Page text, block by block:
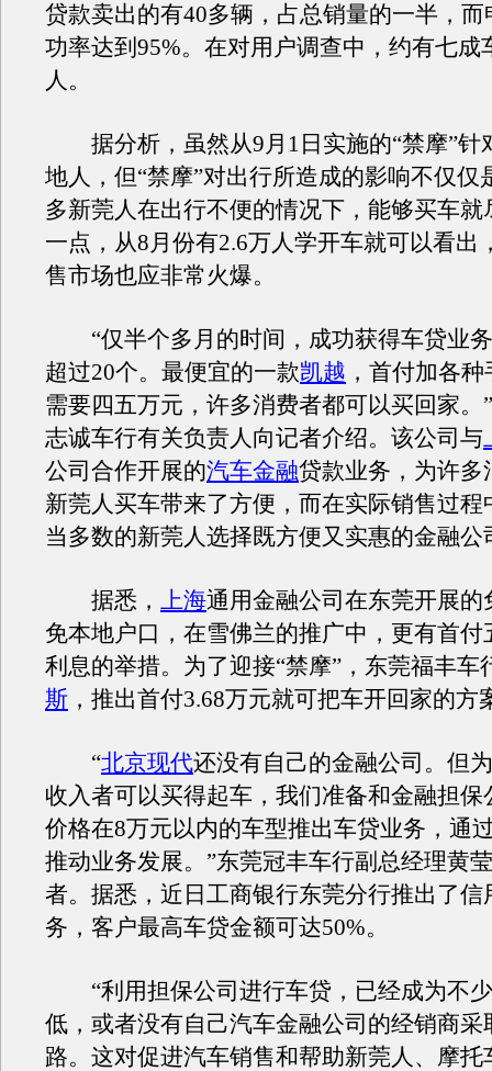
贷款卖出的有40多辆，占总销量的一半，
功率达到95%。在对用户调查中，约有七成
人。
据分析，虽然从9月1日实施的“禁摩”针
地人，但“禁摩”对出行所造成的影响不仅仅
多新莞人在出行不便的情况下，能够买车就
一点，从8月份有2.6万人学开车就可以看出
售市场也应非常火爆。
“仅半个多月的时间，成功获得车贷业
超过20个。最便宜的一款凯越 ，首付加各
需要四五万元，许多消费者都可以买回家。
志诚车行有关负责人向记者介绍。该公司与
公司合作开展的汽车金融贷款业务，为许多
新莞人买车带来了方便，而在实际销售过程
当多数的新莞人选择既方便又实惠的金融公
据悉， 上海通用金融公司在东莞开展的
免本地户口，在雪佛兰的推广中，更有首付
利息的举措。为了迎接“禁摩”，东莞福丰车
斯 ，推出首付3.68万元就可把车开回家的方
“北京现代还没有自己的金融公司。但
收入者可以买得起车，我们准备和金融担保
价格在8万元以内的车型推出车贷业务，通
推动业务发展。”东莞冠丰车行副总经理黄
者。据悉，近日工商银行东莞分行推出了信
务，客户最高车贷金额可达50%。
“利用担保公司进行车贷，已经成为不
低，或者没有自己汽车金融公司的经销商采
路。这对促进汽车销售和帮助新莞人、摩托